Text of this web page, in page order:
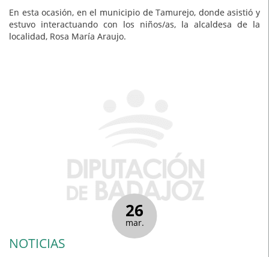
En esta ocasión, en el municipio de Tamurejo, donde asistió y
estuvo interactuando con los niños/as, la alcaldesa de la
localidad, Rosa María Araujo.
26
mar.
NOTICIAS